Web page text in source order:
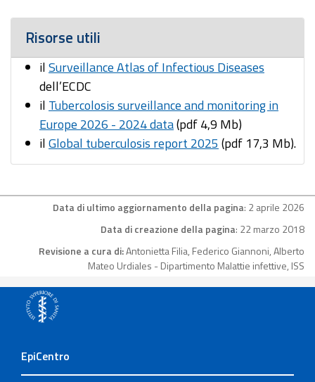
Risorse utili
ilSurveillance Atlas of Infectious Diseases
dell’ECDC
il Tubercolosis surveillance and monitoring in
Europe 2026 - 2024 data(pdf 4,9 Mb)
ilGlobal tuberculosis report 2025 (pdf 17,3 Mb).
Data di ultimo aggiornamento della pagina: 2 aprile 2026
Data di creazione della pagina: 22 marzo 2018
Revisione a cura di:Antonietta Filia, Federico Giannoni, Alberto
Mateo Urdiales - Dipartimento Malattie infettive, ISS
EpiCentro